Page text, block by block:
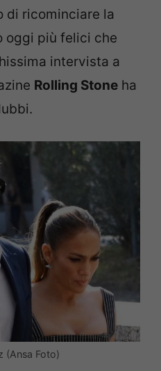
di ricominciare la
oggi più felici che
intervista a
Rolling Stone ha
(Ansa Foto)